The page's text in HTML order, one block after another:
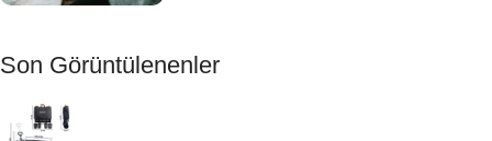
Muftağı
Kampçı
Şefler İçin
Son Görüntülenenler